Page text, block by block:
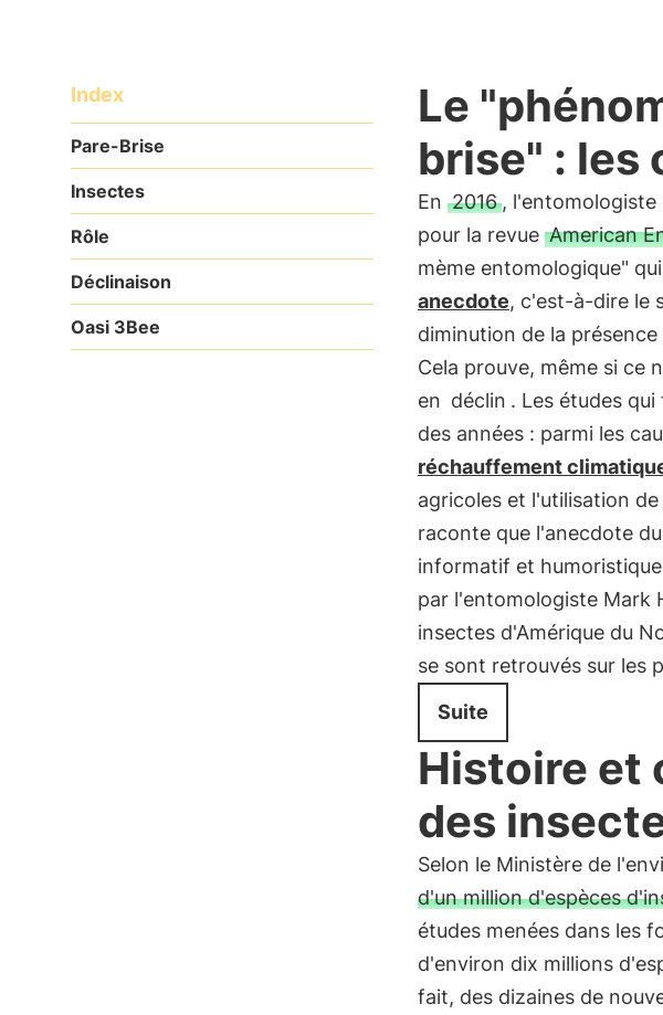
Index
Pare-Brise
Insectes
Rôle
Déclinaison
Oasi 3Bee
Le
brise" : les
En 2016, l'entomologiste
pour la revue American
mème entomologique"
anecdote, c'est-à-dire le
diminution de la présence
Cela prouve, même si ce
en déclin . Les études
des années : parmi les
réchauffement
agricoles et l'utilisation
raconte que l'anecdote
informatif et humoristique
par l'entomologiste Mark
insectes d'Amérique du
se sont retrouvés sur les
Suite
Histoire et
des
Selon le Ministère de
d'un million d'espèces
études menées dans les
d'environ dix millions
fait, des dizaines de